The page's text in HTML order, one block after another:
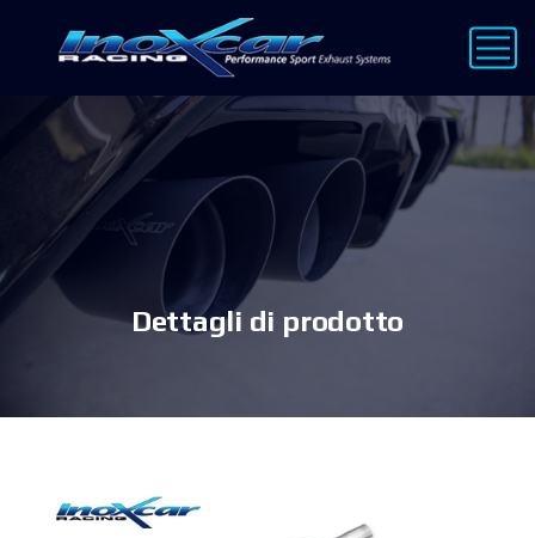
Dettagli di prodotto